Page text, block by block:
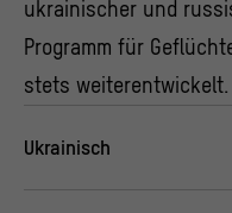
ukrainischer und
Programm für
stets weiterentwickelt.
Ukrainisch